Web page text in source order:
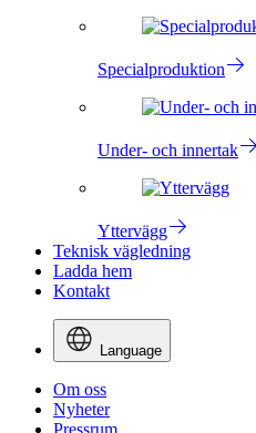
Specialproduktion
Under- och innertak
Yttervägg
Teknisk vägledning
Ladda hem
Kontakt
Language
Om oss
Nyheter
Pressrum